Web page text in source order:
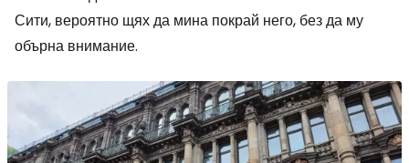
Сити, вероятно щях да мина покрай него, без да му
обърна внимание.